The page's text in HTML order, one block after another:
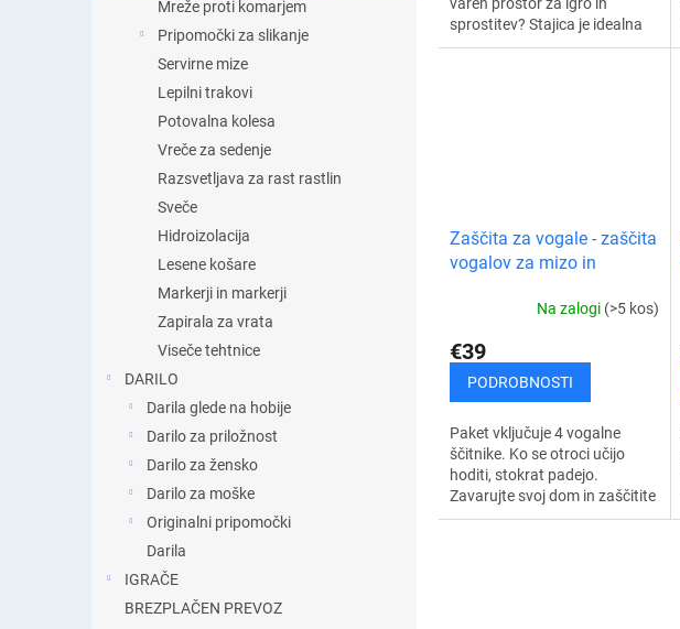
Mreže proti komarjem
Pripomočki za slikanje
Servirne mize
Lepilni trakovi
Potovalna kolesa
Vreče za sedenje
Razsvetljava za rast rastlin
Sveče
Hidroizolacija
Lesene košare
Markerji in markerji
Zapirala za vrata
Viseče tehtnice
DARILO
Darila glede na hobije
Darilo za priložnost
Darilo za žensko
Darilo za moške
Originalni pripomočki
Darila
IGRAČE
BREZPLAČEN PREVOZ
sprostitev? Stajica je idealna
za malčke in majhne otroke, ki
Zaščita za vogale - zaščita
vogalov za mizo in
Na zalogi (>5 kos)
€39
PODROBNOSTI
Paket vključuje 4 vogalne
ščitnike. Ko se otroci učijo
hoditi, stokrat padejo.
Zavarujte svoj dom in zaščitite
otroke pred udarci, modricami